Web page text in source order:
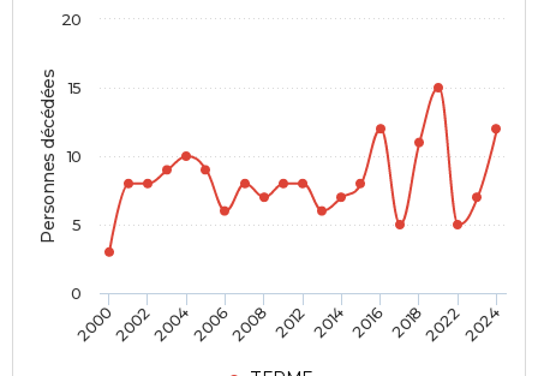
Personnes décédées
20002002200420062008 2012 2014 2016 201820222024
0
5
10
15
20